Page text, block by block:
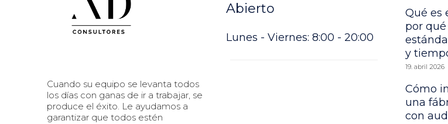
Cuando su equipo se levanta todos
los días con ganas de ir a trabajar, se
produce el éxito. Le ayudamos a
garantizar que todos estén
Abierto
Lunes - Viernes: 8:00 - 20:00
Qué es
por qué
y
19. abril 2026
Cómo
una
con